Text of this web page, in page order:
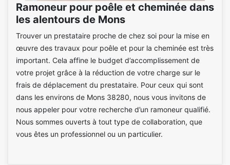
Ramoneur pour poêle et cheminée dans
les alentours de Mons
Trouver un prestataire proche de chez soi pour la mise en
œuvre des travaux pour poêle et pour la cheminée est très
important. Cela affine le budget d’accomplissement de
votre projet grâce à la réduction de votre charge sur le
frais de déplacement du prestataire. Pour ceux qui sont
dans les environs de Mons 38280, nous vous invitons de
nous appeler pour votre recherche d’un ramoneur qualifié.
Nous sommes ouverts à tout type de collaboration, que
vous êtes un professionnel ou un particulier.